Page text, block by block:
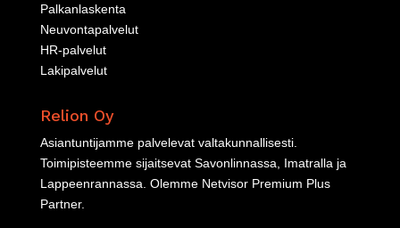
Palkanlaskenta
Neuvontapalvelut
HR-palvelut
Lakipalvelut
Relion Oy
Asiantuntijamme palvelevat valtakunnallisesti.
Toimipisteemme sijaitsevat Savonlinnassa, Imatralla ja
Lappeenrannassa. Olemme Netvisor Premium Plus
Partner.